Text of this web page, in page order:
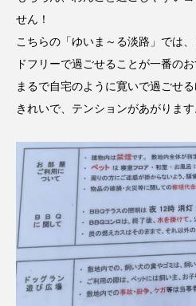
せん！
こちらの「ゆいま～る淡路」では
ドフリーで過ごせることが一番の
まるで自宅のように寛いで過ごせ
きれいで、テンションがあがります